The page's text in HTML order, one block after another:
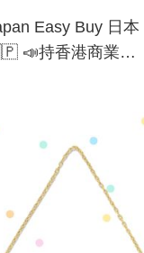
Easy Buy 日本
📣持香港商業登